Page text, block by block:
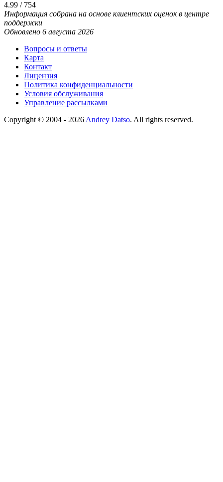
4.99 / 754
Информация собрана на основе клиентских оценок в центре
поддержки
Обновлено 6 августа 2026
Вопросы и ответы
Карта
Контакт
Лицензия
Политика конфиденциальности
Условия обслуживания
Управление рассылками
Copyright © 2004 - 2026Andrey Datso. All rights reserved.